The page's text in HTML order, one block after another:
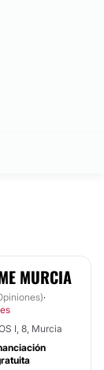
MURCIA
·
I, 8, Murcia